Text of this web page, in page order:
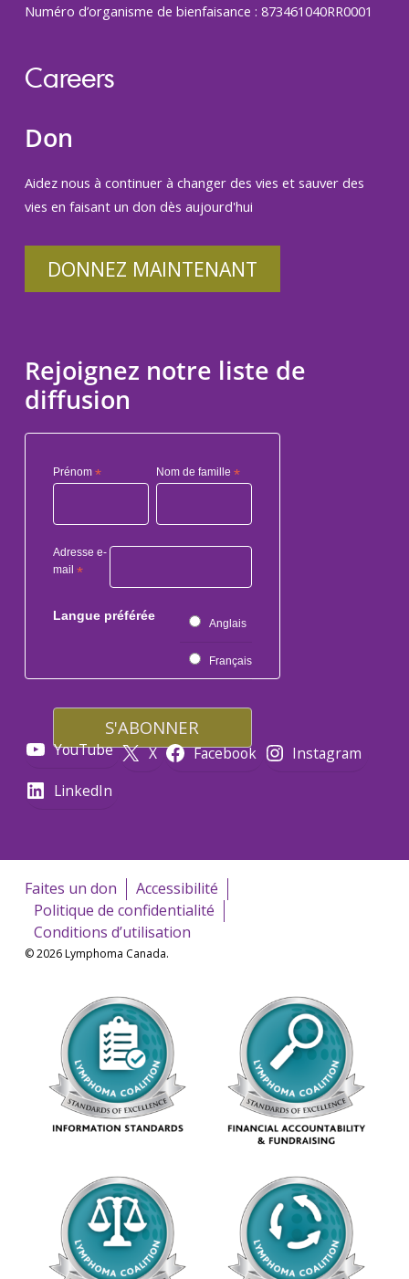
Numéro d’organisme de bienfaisance : 873461040RR0001
Careers
Don
Aidez nous à continuer à changer des vies et sauver des
vies en faisant un don dès aujourd'hui
DONNEZ MAINTENANT
Rejoignez notre liste de
diffusion
Prénom * Nom de famille*
Adresse e-
mail *
Langue préférée
Anglais
Français
YouTube X Facebook
Instagram
LinkedIn
Faites un don
Accessibilité
Politique de confidentialité
Conditions d’utilisation
© 2026 Lymphoma Canada.